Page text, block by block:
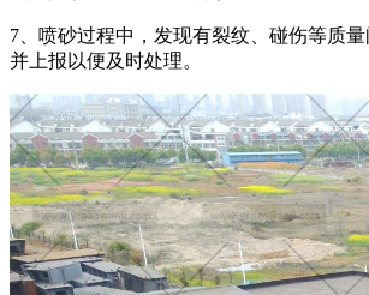
7、喷砂过程中，发现有裂纹、碰伤等质量
并上报以便及时处理。